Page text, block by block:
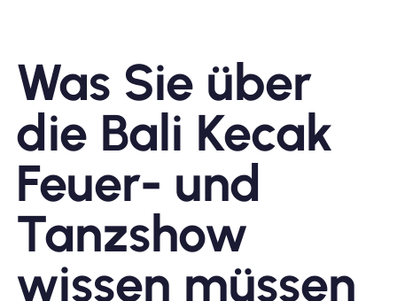
Was Sie über
die Bali Kecak
Feuer- und
Tanzshow
wissen müssen